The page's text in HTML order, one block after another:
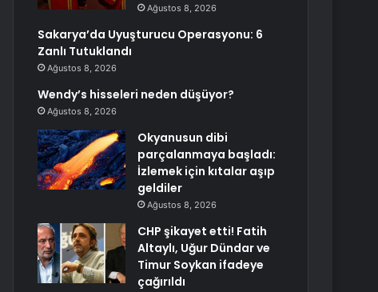
Ağustos 8, 2026
Sakarya’da Uyuşturucu Operasyonu: 6
Zanlı Tutuklandı
Ağustos 8, 2026
Wendy’s hisseleri neden düşüyor?
Ağustos 8, 2026
Okyanusun dibi
parçalanmaya başladı:
İzlemek için kıtalar aşıp
geldiler
Ağustos 8, 2026
CHP şikayet etti! Fatih
Altaylı, Uğur Dündar ve
Timur Soykan ifadeye
çağırıldı